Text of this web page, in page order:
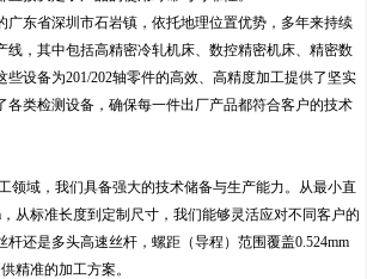
广东省深圳市石岩镇，依托地理位置优势，多年来持续
线，其中包括高精密冷轧机床、数控精密机床、精密数
些设备为201/202轴零件的高效、高精度加工提供了坚实
各类检测设备，确保每一件出厂产品都符合客户的技术
领域，我们具备强大的技术储备与生产能力。从最小直
从标准长度到定制尺寸，我们能够灵活应对不同客户的
杆还是多头高速丝杆，螺距（导程）范围覆盖0.524mm
精准的加工方案。